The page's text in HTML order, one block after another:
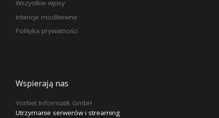
Wszystkie wpisy
Intencje modlitewne
Polityka prywatności
Wspierają nas
VorNet Informatik GmbH
Utrzymanie serwerów i streaming